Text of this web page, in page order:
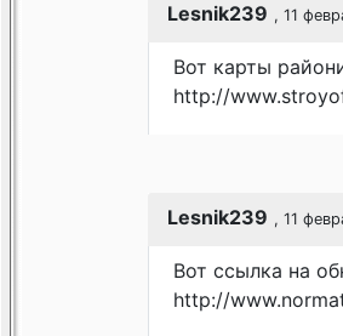
Lesnik239 , 11
Вот карты
http://
Lesnik239 , 11
Вот ссылка на
http://